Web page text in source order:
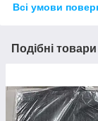
Всі умови
Подібні